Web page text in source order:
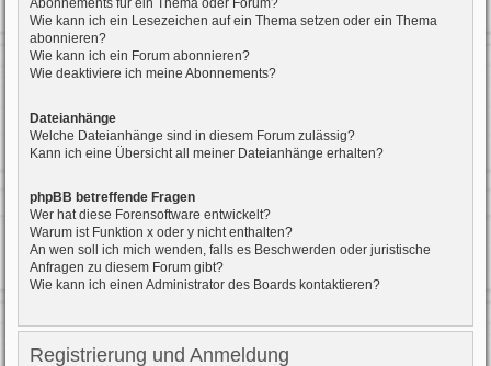
Abonnements für ein Thema oder Forum?
Wie kann ich ein Lesezeichen auf ein Thema setzen oder ein Thema
abonnieren?
Wie kann ich ein Forum abonnieren?
Wie deaktiviere ich meine Abonnements?
Dateianhänge
Welche Dateianhänge sind in diesem Forum zulässig?
Kann ich eine Übersicht all meiner Dateianhänge erhalten?
phpBB betreffende Fragen
Wer hat diese Forensoftware entwickelt?
Warum ist Funktion x oder y nicht enthalten?
An wen soll ich mich wenden, falls es Beschwerden oder juristische
Anfragen zu diesem Forum gibt?
Wie kann ich einen Administrator des Boards kontaktieren?
Registrierung und Anmeldung